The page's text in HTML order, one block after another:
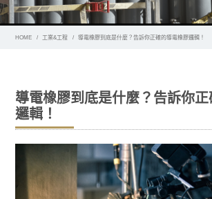
HOME 工業&工程 導電橡膠到底是什麼？告訴你正確的導電橡膠邏輯！
導電橡膠到底是什麼？告訴你
邏輯！